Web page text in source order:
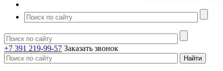
+7 391 219-99-57 Заказать звонок